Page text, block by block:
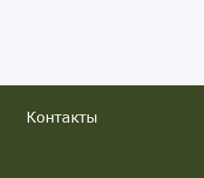
Контакты